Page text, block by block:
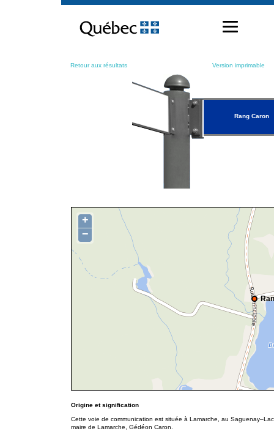
contenu
Retour aux résultats Version imprimable
Rang Caron
+
−
Origine et signification
Cette voie de communication est située à Lamarche, au
maire de Lamarche, Gédéon Caron.